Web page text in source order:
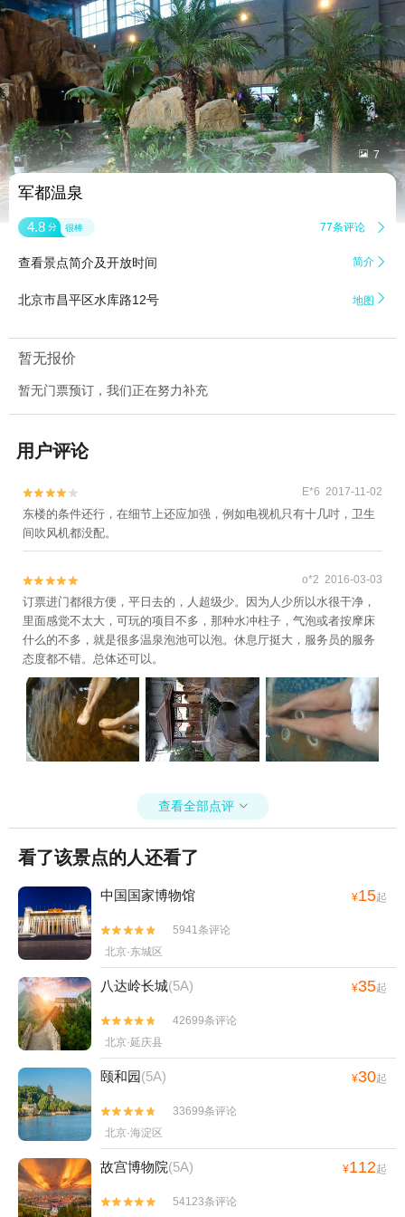
 7
军都温泉
4.8 分 很棒 77条评论 
查看景点简介及开放时间 简介 
北京市昌平区水库路12号 地图 
暂无报价
暂无门票预订，我们正在努力补充
用户评论

 E*6 2017-11-02
东楼的条件还行，在细节上还应加强，例如电视机只有十几吋，卫生
间吹风机都没配。

 o*2 2016-03-03
订票进门都很方便，平日去的，人超级少。因为人少所以水很干净，
里面感觉不太大，可玩的项目不多，那种水冲柱子，气泡或者按摩床
什么的不多，就是很多温泉泡池可以泡。休息厅挺大，服务员的服务
态度都不错。总体还可以。
查看全部点评 
看了该景点的人还看了
中国国家博物馆 ¥15起


5941条评论
北京·东城区
八达岭长城(5A) ¥35起


42699条评论
北京·延庆县
颐和园(5A) ¥30起


33699条评论
北京·海淀区
故宫博物院(5A) ¥112起


54123条评论
